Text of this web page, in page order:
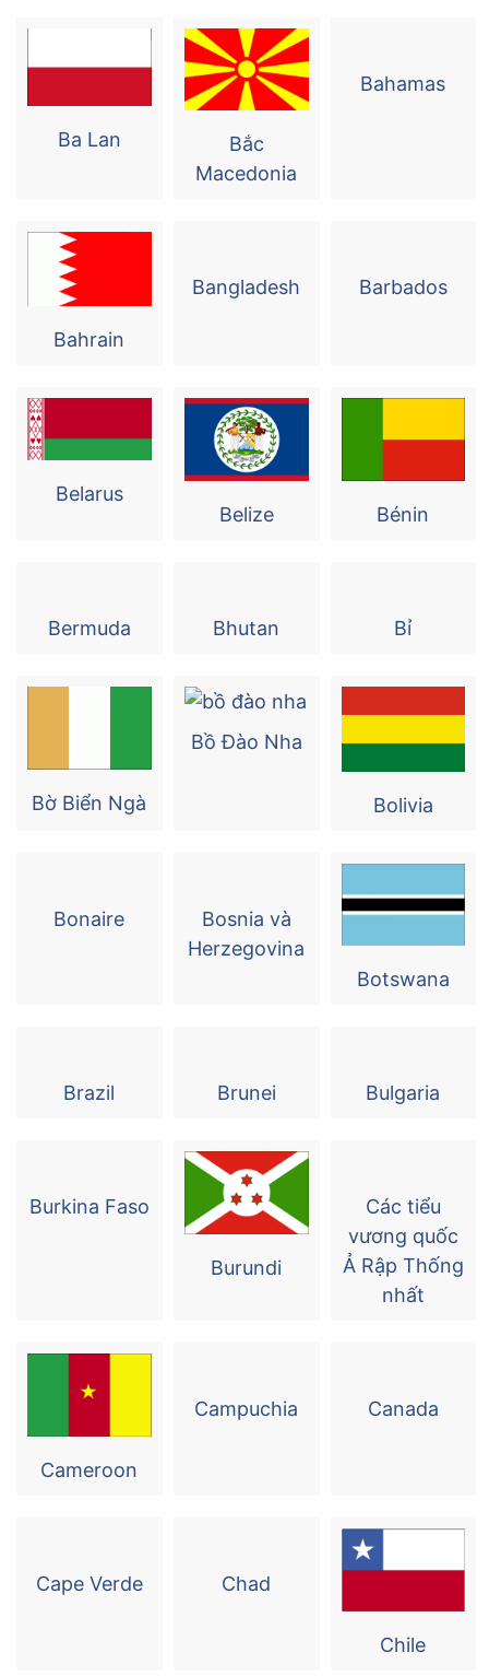
Ba Lan
Bắc
Macedonia
Bahamas
Bahrain
Bangladesh Barbados
Belarus
Belize
Bénin
Bermuda Bhutan Bỉ
Bờ Biển Ngà
Bồ Đào Nha
Bolivia
Bonaire
Bosnia và
Herzegovina
Botswana
Brazil Brunei Bulgaria
Burkina Faso
Burundi
Các tiểu
vương quốc
Ả Rập Thống
nhất
Cameroon
Campuchia Canada
Cape Verde Chad
Chile